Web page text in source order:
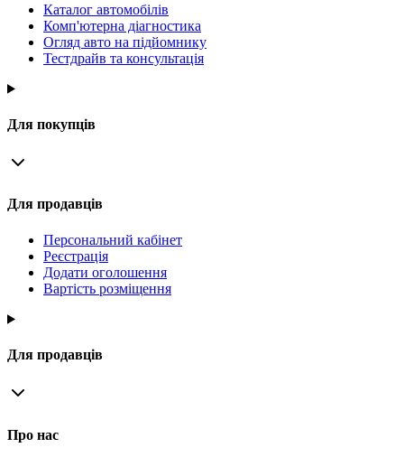
Каталог автомобілів
Комп'ютерна діагностика
Огляд авто на підйомнику
Тестдрайв та консультація
Для покупців
Для продавців
Персональний кабінет
Реєстрація
Додати оголошення
Вартість розміщення
Для продавців
Про нас